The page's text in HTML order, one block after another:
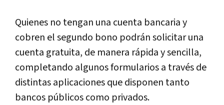
Quienes no tengan una cuenta bancaria y
cobren el segundo bono podrán solicitar una
cuenta gratuita, de manera rápida y sencilla,
completando algunos formularios a través de
distintas aplicaciones que disponen tanto
bancos públicos como privados.